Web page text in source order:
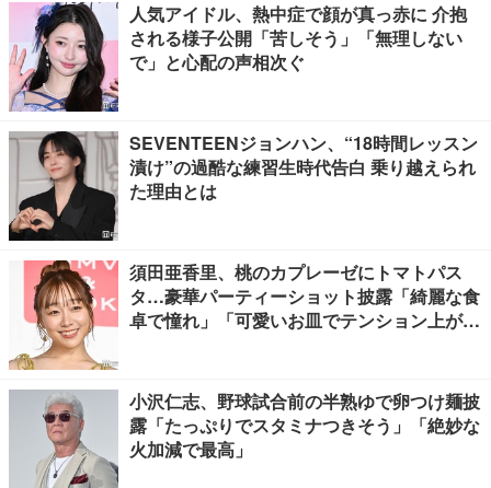
人気アイドル、熱中症で顔が真っ赤に 介抱
される様子公開「苦しそう」「無理しない
で」と心配の声相次ぐ
SEVENTEENジョンハン、“18時間レッスン
漬け”の過酷な練習生時代告白 乗り越えられ
た理由とは
須田亜香里、桃のカプレーゼにトマトパス
タ…豪華パーティーショット披露「綺麗な食
卓で憧れ」「可愛いお皿でテンション上が
小沢仁志、野球試合前の半熟ゆで卵つけ麺披
露「たっぷりでスタミナつきそう」「絶妙な
火加減で最高」